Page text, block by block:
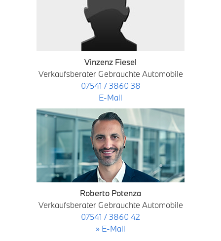
Vinzenz Fiesel
Verkaufsberater Gebrauchte Automobile
07541 / 3860 38
E-Mail
Roberto Potenza
Verkaufsberater Gebrauchte Automobile
07541 / 3860 42
» E-Mail